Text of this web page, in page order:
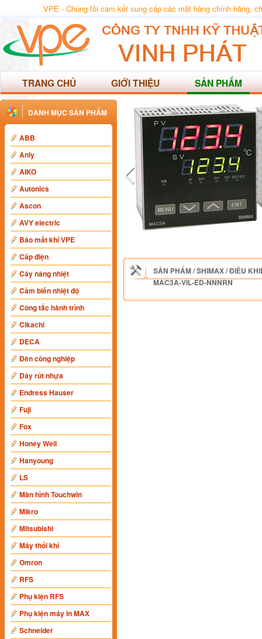
VPE - Chúng tôi cam kết cung cấp các mặt hàng chính hãng,
TRANG CHỦ GIỚI THIỆU SẢN PHẨM
DANH MỤC SẢN PHẨM
ABB
Anly
AIKO
Autonics
Ascon
AVY electric
Báo mất khí VPE
Cáp điện
Cây nâng nhiệt
Cảm biến nhiệt độ
Công tắc hành trình
Cikachi
DECA
Đèn công nghiệp
Dây rút nhựa
Endress Hauser
Fuji
Fox
Honey Well
Hanyoung
LS
Màn hình Touchwin
Mikro
Mitsubishi
Máy thổi khí
Omron
RFS
Phụ kiện RFS
Phụ kiện máy in MAX
Schneider
SẢN PHẨM/SHIMAX/ĐIỀU
MAC3A-VIL-ED-NNNRN